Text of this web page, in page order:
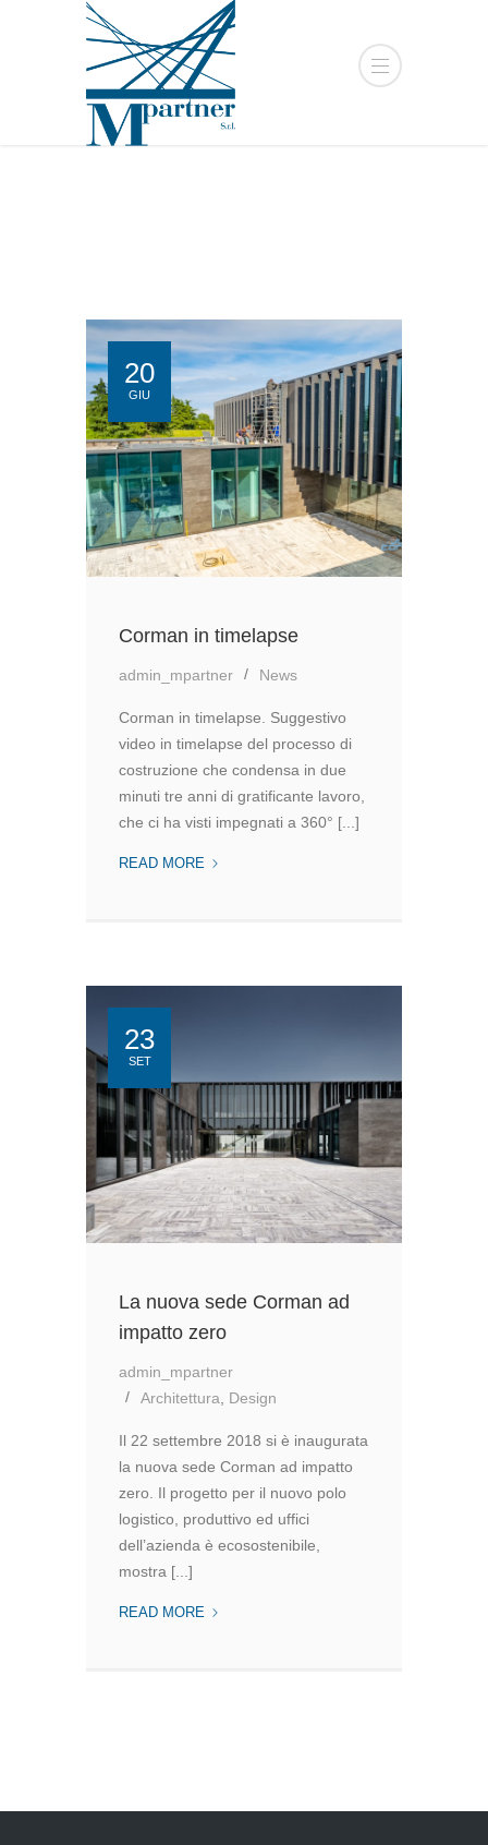
20
GIU
Corman in timelapse
admin_mpartner News
Corman in timelapse. Suggestivo
video in timelapse del processo di
costruzione che condensa in due
minuti tre anni di gratificante lavoro,
che ci ha visti impegnati a 360° [...]
READ MORE
23
SET
La nuova sede Corman ad
impatto zero
admin_mpartner
Architettura
Design
Il 22 settembre 2018 si è inaugurata
la nuova sede Corman ad impatto
zero. Il progetto per il nuovo polo
logistico, produttivo ed uffici
dell’azienda è ecosostenibile,
mostra [...]
READ MORE